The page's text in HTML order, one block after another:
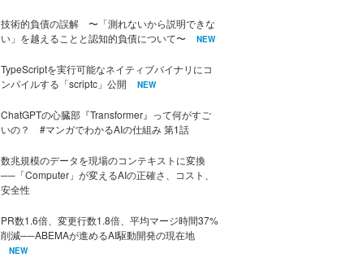
技術的負債の誤解 〜「測れないから説明できな
い」を越えることと認知的負債について〜
NEW
TypeScriptを実行可能なネイティブバイナリにコ
ンパイルする「scriptc」公開
NEW
ChatGPTの心臓部『Transformer』って何がすご
いの？ #マンガでわかるAIの仕組み 第1話
数兆規模のデータを現場のコンテキストに変換
──「Computer」が変えるAIの正確さ、コスト、
安全性
PR数1.6倍、変更行数1.8倍、平均マージ時間37%
削減──ABEMAが進めるAI駆動開発の現在地
NEW